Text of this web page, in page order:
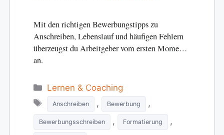
Mit den richtigen Bewerbungstipps zu
Anschreiben, Lebenslauf und häufigen Fehlern
überzeugst du Arbeitgeber vom ersten Moment
an.
Categories
Lernen & Coaching
Tags
Anschreiben , Bewerbung ,
Bewerbungsschreiben , Formatierung ,